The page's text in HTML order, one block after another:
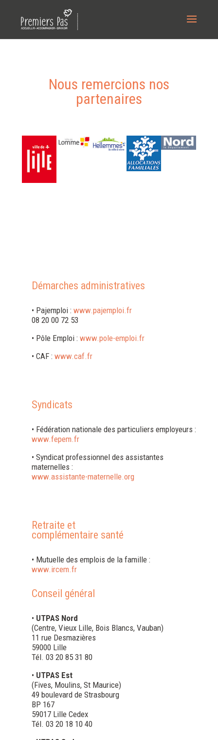
Nous remercions nos
partenaires
Démarches administratives
• Pajemploi : www.pajemploi.fr
08 20 00 72 53
• Pôle Emploi : www.pole-emploi.fr
• CAF : www.caf.fr
Syndicats
• Fédération nationale des particuliers employeurs :
www.fepem.fr
• Syndicat professionnel des assistantes
maternelles :
www.assistante-maternelle.org
Retraite et
complémentaire santé
• Mutuelle des emplois de la famille :
www.ircem.fr
Conseil général
• UTPAS Nord
(Centre, Vieux Lille, Bois Blancs, Vauban)
11 rue Desmazières
59000 Lille
Tél. 03 20 85 31 80
• UTPAS Est
(Fives, Moulins, St Maurice)
49 boulevard de Strasbourg
BP 167
59017 Lille Cedex
Tél. 03 20 18 10 40